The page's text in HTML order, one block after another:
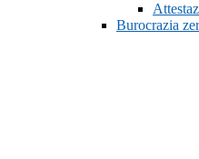
Burocrazia